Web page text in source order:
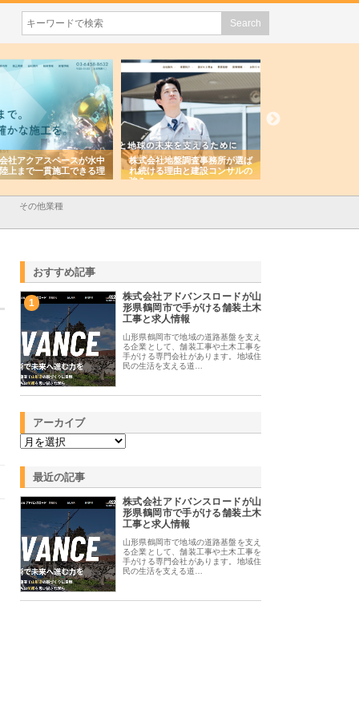
社アクアスペースが水中
上まで一貫施工できる理
株式会社地盤調査事務所が選ば
れ続ける理由と建設コンサルの
強み
その他業種
おすすめ記事
1
株式会社アドバンスロードが山
形県鶴岡市で手がける舗装土木
工事と求人情報
山形県鶴岡市で地域の道路基盤を支え
る企業として、舗装工事や土木工事を
手がける専門会社があります。地域住
民の生活を支える道…
アーカイブ
最近の記事
株式会社アドバンスロードが山
形県鶴岡市で手がける舗装土木
工事と求人情報
山形県鶴岡市で地域の道路基盤を支え
る企業として、舗装工事や土木工事を
手がける専門会社があります。地域住
民の生活を支える道…